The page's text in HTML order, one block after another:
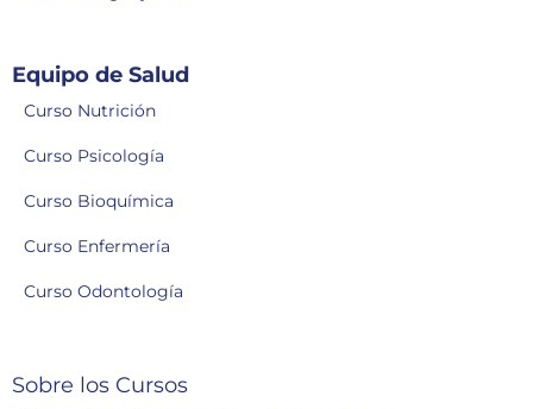
Equipo de Salud
Curso Nutrición
Curso Psicología
Curso Bioquímica
Curso Enfermería
Curso Odontología
Sobre los Cursos